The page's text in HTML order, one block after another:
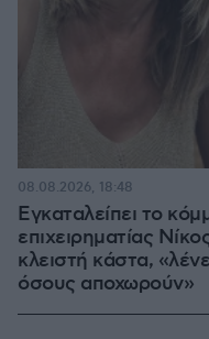
Εγκαταλείπει το
επιχειρηματίας
κλειστή κάστα,
όσους αποχωρούν»
08.08.2026, 18:48